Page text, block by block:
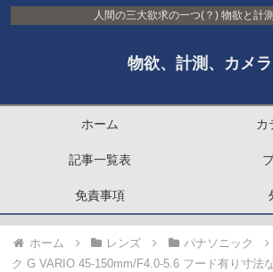
人間の三大欲求の一つ(？) 物欲と計
物欲、計測、カメラ
ホーム カ
記事一覧表
免責事項
ホーム レンズ パナソニック
ク G VARIO 45-150mm/F4.0-5.6 フード有り寸法